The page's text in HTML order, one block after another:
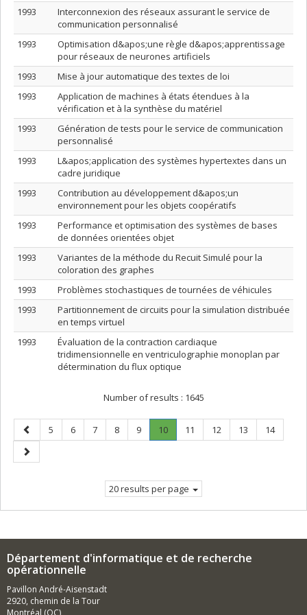
1993
Interconnexion des réseaux assurant le service de
communication personnalisé
1993
Optimisation d&apos;une règle d&apos;apprentissage
pour réseaux de neurones artificiels
1993
Mise à jour automatique des textes de loi
1993
Application de machines à états étendues à la
vérification et à la synthèse du matériel
1993
Génération de tests pour le service de communication
personnalisé
1993
L&apos;application des systèmes hypertextes dans un
cadre juridique
1993
Contribution au développement d&apos;un
environnement pour les objets coopératifs
1993
Performance et optimisation des systèmes de bases
de données orientées objet
1993
Variantes de la méthode du Recuit Simulé pour la
coloration des graphes
1993
Problèmes stochastiques de tournées de véhicules
1993
Partitionnement de circuits pour la simulation distribuée
en temps virtuel
1993
Évaluation de la contraction cardiaque
tridimensionnelle en ventriculographie monoplan par
détermination du flux optique
Number of results : 1645
Previous
page
Page
5 Page
6 Page
7 Page
8 Page
9 Page
10.
Current
Page
11 Page
12 Page
13 Page
14
Next
page
20 results per page
Département d'informatique et de recherche
opérationnelle
Pavillon André-Aisenstadt
2920, chemin de la Tour
Montréal (QC)